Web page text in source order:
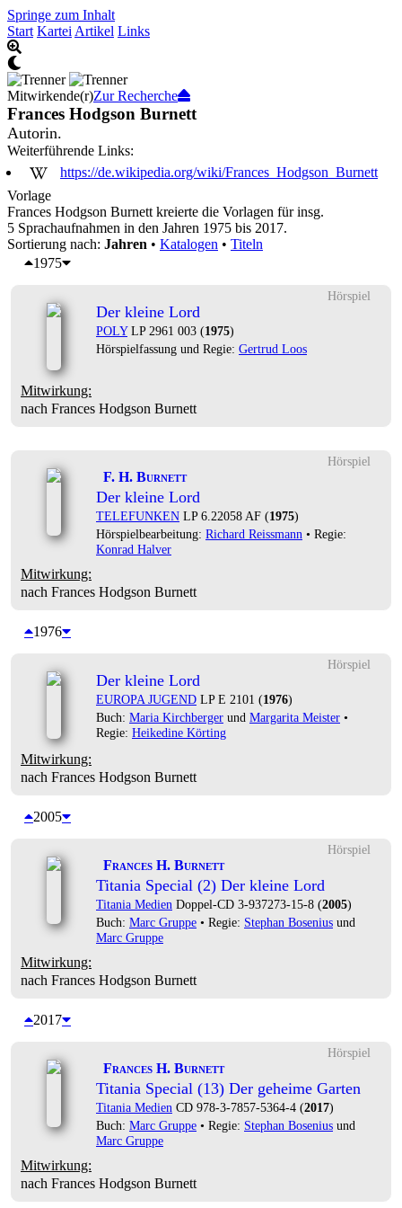
Springe zum Inhalt
Start Kartei Artikel Links
Mitwirkende(r)Zur Recherche
Frances Hodgson Burnett
Autorin.
Weiterführende Links:
https://de.wikipedia.org/wiki/Frances_Hodgson_Burnett
Vorlage
Frances Hodgson Burnett kreierte die Vorlagen für insg.
5 Sprachaufnahmen in den Jahren 1975 bis 2017.
Sortierung nach: Jahren • Katalogen • Titeln
1975
Hörspiel
Der kleine Lord
POLYLP 2961 003 (1975)
Hörspielfassung und Regie: Gertrud Loos
Mitwirkung:
nach Frances Hodgson Burnett
Hörspiel
F. H. Burnett
Der kleine Lord
TELEFUNKEN LP 6.22058 AF (1975)
Hörspielbearbeitung: Richard Reissmann • Regie:
Konrad Halver
Mitwirkung:
nach Frances Hodgson Burnett
1976
Hörspiel
Der kleine Lord
EUROPA JUGEND LP E 2101 (1976)
Buch: Maria Kirchberger und Margarita Meister •
Regie: Heikedine Körting
Mitwirkung:
nach Frances Hodgson Burnett
2005
Hörspiel
Frances H. Burnett
Titania Special (2) Der kleine Lord
Titania Medien Doppel-CD 3-937273-15-8 (2005)
Buch: Marc Gruppe • Regie: Stephan Bosenius und
Marc Gruppe
Mitwirkung:
nach Frances Hodgson Burnett
2017
Hörspiel
Frances H. Burnett
Titania Special (13) Der geheime Garten
Titania Medien CD 978-3-7857-5364-4 (2017)
Buch: Marc Gruppe • Regie: Stephan Bosenius und
Marc Gruppe
Mitwirkung:
nach Frances Hodgson Burnett